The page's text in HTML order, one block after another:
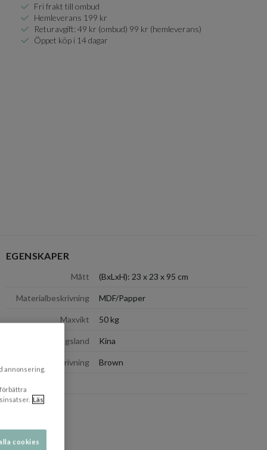
Fri frakt till ombud
Hemleverans 199 kr
Returavgift: 49 kr (ombud) 99 kr (hemleverans)
Öppet köp i 14 dagar
EGENSKAPER
Mått (BxLxH): 23 x 23 x 95 cm
Materialbeskrivning MDF/Papper
Maxvikt 50 kg
Tillverkningsland Kina
Färgbeskrivning Brown
annonsering.
Läs
cookies